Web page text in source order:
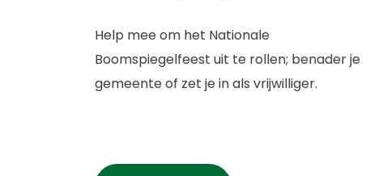
Help mee om het Nationale
Boomspiegelfeest uit te rollen; benader je
gemeente of zet je in als vrijwilliger.